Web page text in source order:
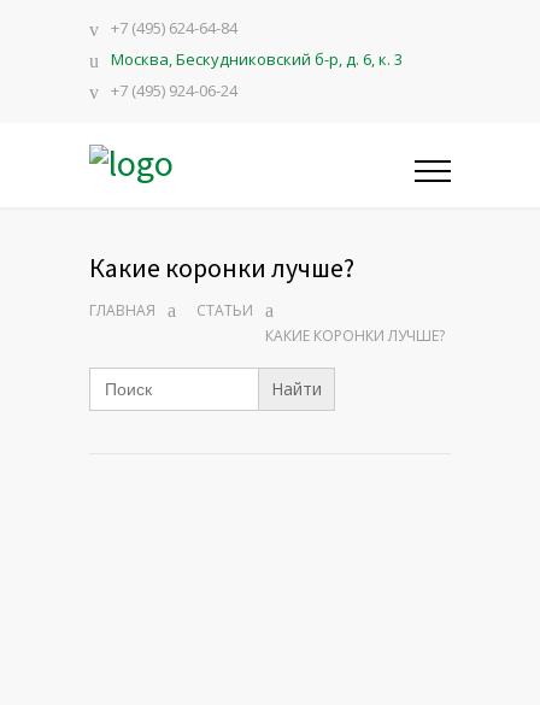
+7 (495) 624-64-84
Москва, Бескудниковский б-р, д. 6, к. 3
+7 (495) 924-06-24
Какие коронки лучше?
ГЛАВНАЯ
СТАТЬИ
КАКИЕ КОРОНКИ ЛУЧШЕ?
Search
for: